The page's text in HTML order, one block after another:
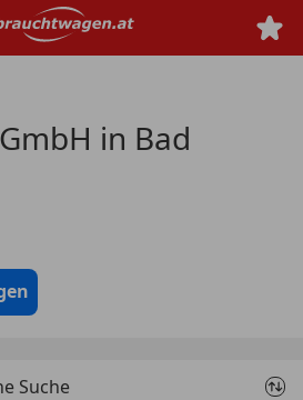
in Bad
Suche